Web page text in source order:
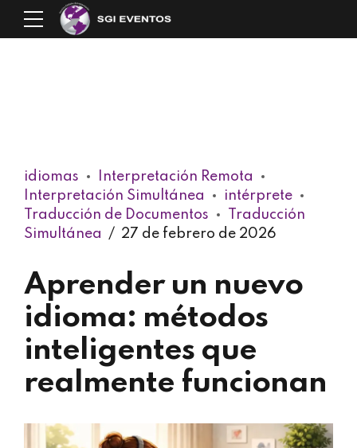
idiomas
Interpretación Remota
Interpretación Simultánea
intérprete
Traducción de Documentos
Traducción
Simultánea
27 de febrero de 2026
Aprender un nuevo
idioma: métodos
inteligentes que
realmente funcionan